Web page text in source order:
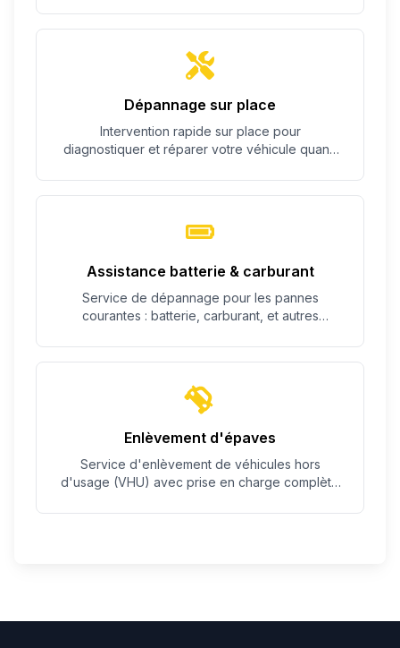
Dépannage sur place
Intervention rapide sur place pour
diagnostiquer et réparer votre véhicule quand
Assistance batterie & carburant
Service de dépannage pour les pannes
courantes : batterie, carburant, et autres
Enlèvement d'épaves
Service d'enlèvement de véhicules hors
d'usage (VHU) avec prise en charge complète